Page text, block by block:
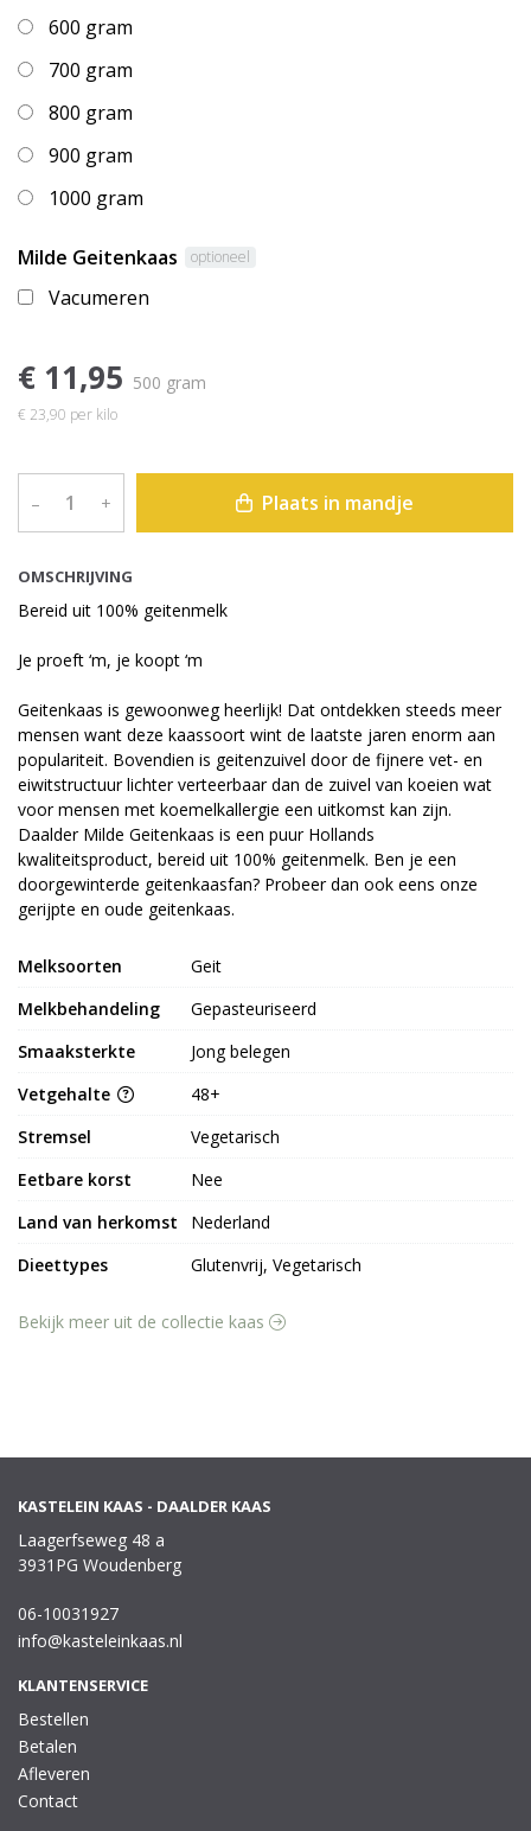
OMSCHRIJVING
Bereid uit 100% geitenmelk
Je proeft ‘m, je koopt ‘m
Geitenkaas is gewoonweg heerlijk! Dat ontdekken steeds meer
mensen want deze kaassoort wint de laatste jaren enorm aan
populariteit. Bovendien is geitenzuivel door de fijnere vet- en
eiwitstructuur lichter verteerbaar dan de zuivel van koeien wat
voor mensen met koemelkallergie een uitkomst kan zijn.
Daalder Milde Geitenkaas is een puur Hollands
kwaliteitsproduct, bereid uit 100% geitenmelk. Ben je een
doorgewinterde geitenkaasfan? Probeer dan ook eens onze
gerijpte en oude geitenkaas.
600 gram
700 gram
800 gram
900 gram
1000 gram
Milde Geitenkaas optioneel
Vacumeren
€ 11,95 500 gram
€ 23,90 per kilo
– + Plaats in mandje
Melksoorten
Geit
Melkbehandeling
Gepasteuriseerd
Smaaksterkte
Jong belegen
Vetgehalte
48+
Stremsel
Vegetarisch
Eetbare korst
Nee
Land van herkomst
Nederland
Dieettypes
Glutenvrij, Vegetarisch
Bekijk meer uit de collectie kaas
KASTELEIN KAAS - DAALDER KAAS
Laagerfseweg 48 a
3931PG Woudenberg
06-10031927
info@kasteleinkaas.nl
KLANTENSERVICE
Bestellen
Betalen
Afleveren
Contact